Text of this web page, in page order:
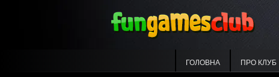
ГОЛОВНА ПРО КЛУБ